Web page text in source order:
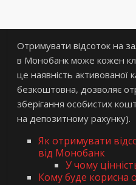
Отримувати відсоток на
в Монобанк може кожен
це наявність активованої
безкоштовна, дозволяє
зберігання особистих
на депозитному рахунку).
Як отримувати
від Монобанк
У чому
Кому буде корисна